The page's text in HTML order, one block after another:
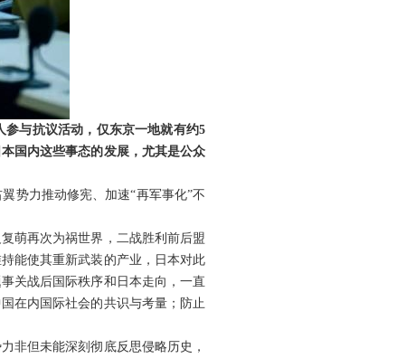
与抗议活动，仅东京一地就有约5
国内这些事态的发展，尤其是公众
势力推动修宪、加速“再军事化”不
萌再次为祸世界，二战胜利前后盟
能使其重新武装的产业，日本对此
关战后国际秩序和日本走向，一直
在内国际社会的共识与考量；防止
非但未能深刻彻底反思侵略历史，